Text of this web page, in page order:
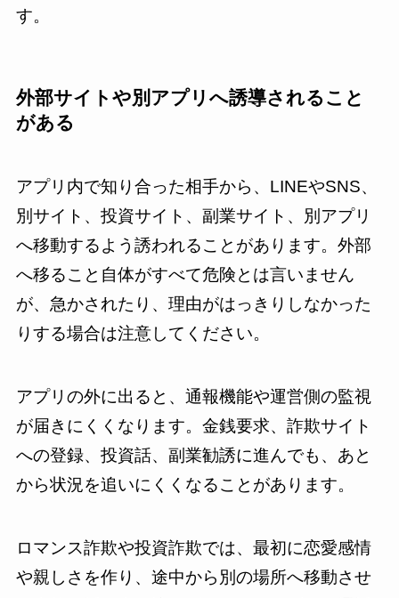
す。
外部サイトや別アプリへ誘導されること
がある
アプリ内で知り合った相手から、LINEやSNS、
別サイト、投資サイト、副業サイト、別アプリ
へ移動するよう誘われることがあります。外部
へ移ること自体がすべて危険とは言いません
が、急かされたり、理由がはっきりしなかった
りする場合は注意してください。
アプリの外に出ると、通報機能や運営側の監視
が届きにくくなります。金銭要求、詐欺サイト
への登録、投資話、副業勧誘に進んでも、あと
から状況を追いにくくなることがあります。
ロマンス詐欺や投資詐欺では、最初に恋愛感情
や親しさを作り、途中から別の場所へ移動させ